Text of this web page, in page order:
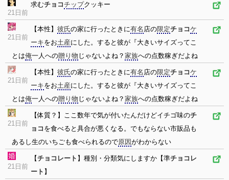
21日前
求むチョコチップクッキー
21日前
【本性】 彼氏の家に行ったときに有名 店の限定チョコケ
ーキをお土産にした。すると彼が『大きいサイズってこ
とは俺一人への贈り物 じゃないよね？ 家族への点数稼ぎだよね
21日前
【本性】 彼氏の家に行ったときに有名 店の限定チョコケ
ーキをお土産にした。すると彼が『大きいサイズってこ
とは俺一人への贈り物 じゃないよね？ 家族への点数稼ぎだよね
21日前
【体質？】ここ数年で気が付いたんだけどイチゴ味のチ
ョコ を食べると具合が悪くなる。でもならない市販品も
あるし生のいちごも食べられるので原因がわからない
21日前
【チョコレート 】種別・分類気にしますか【準チョコレ
ート 】